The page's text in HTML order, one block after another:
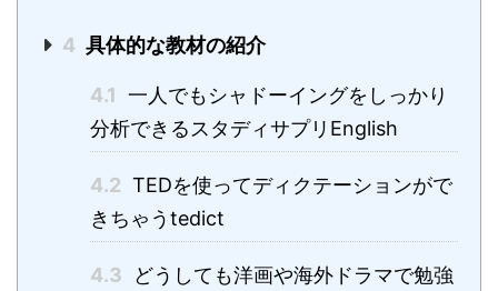
4 具体的な教材の紹介
4.1 一人でもシャドーイングをしっかり
分析できるスタディサプリEnglish
4.2 TEDを使ってディクテーションがで
きちゃうtedict
4.3
どうしても洋画や海外ドラマで勉強